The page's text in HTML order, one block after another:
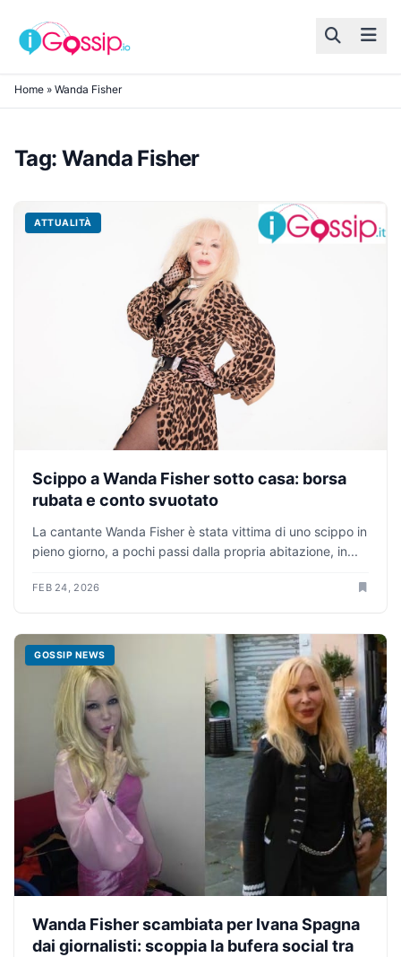
Skip to content
Home » Wanda Fisher
Tag: Wanda Fisher
ATTUALITÀ
Scippo a Wanda Fisher sotto casa: borsa
rubata e conto svuotato
La cantante Wanda Fisher è stata vittima di uno scippo in
pieno giorno, a pochi passi dalla propria abitazione, in...
FEB 24, 2026
GOSSIP NEWS
Wanda Fisher scambiata per Ivana Spagna
dai giornalisti: scoppia la bufera social tra